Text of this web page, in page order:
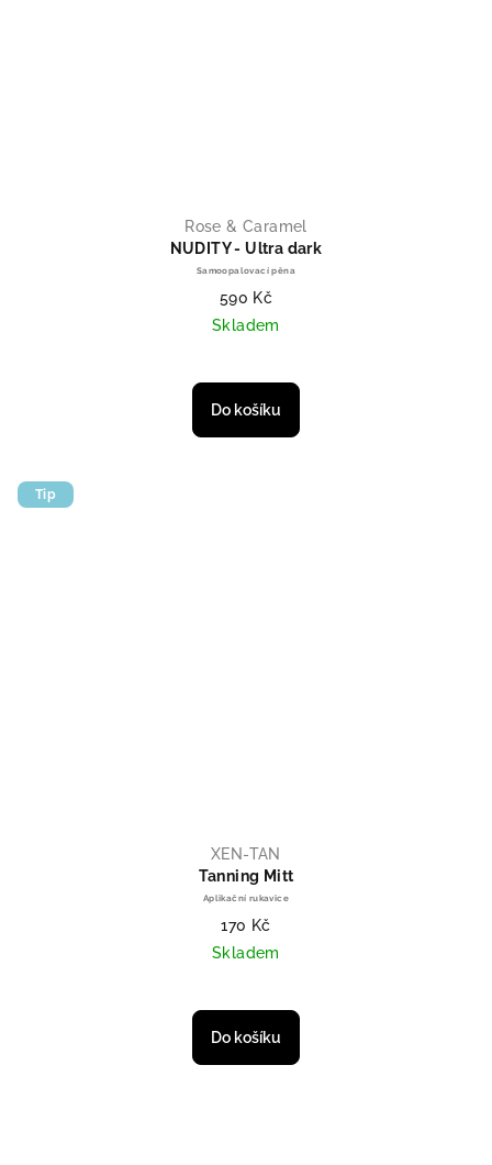
Rose & Caramel
NUDITY - Ultra dark
Samoopalovací pěna
590 Kč
Skladem
Do košíku
Tip
XEN-TAN
Tanning Mitt
Aplikační rukavice
170 Kč
Skladem
Do košíku